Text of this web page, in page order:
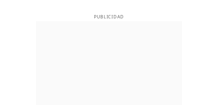
PUBLICIDAD